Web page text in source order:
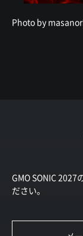
Photo by
GMO SONIC 2027
ださい。